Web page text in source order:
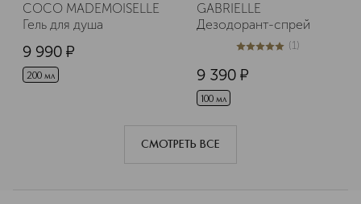
COCO MADEMOISELLE
Гель для душа
9 990 ¤
200 мл
GABRIELLE
Дезодорант-спрей
5из 51 (1)
9 390 ¤
100 мл
СМОТРЕТЬ ВСЕ